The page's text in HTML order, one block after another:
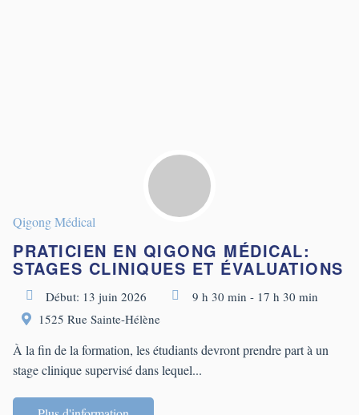
Qigong Médical
PRATICIEN EN QIGONG MÉDICAL:
STAGES CLINIQUES ET ÉVALUATIONS
Début: 13 juin 2026
9 h 30 min - 17 h 30 min
1525 Rue Sainte-Hélène
À la fin de la formation, les étudiants devront prendre part à un
stage clinique supervisé dans lequel...